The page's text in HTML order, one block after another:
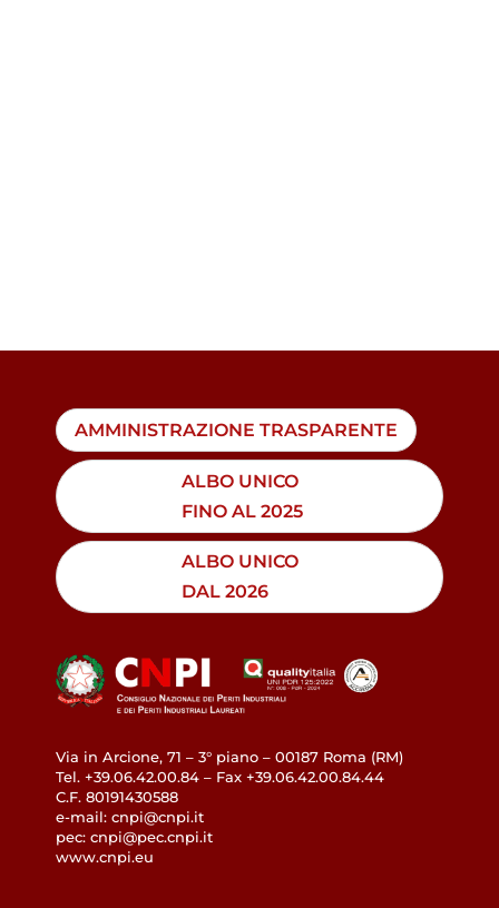
AMMINISTRAZIONE TRASPARENTE
ALBO UNICO
FINO AL 2025
ALBO UNICO
DAL 2026
Via in Arcione, 71 – 3° piano – 00187 Roma (RM)
Tel. +39.06.42.00.84 – Fax +39.06.42.00.84.44
C.F. 80191430588
e-mail: cnpi@cnpi.it
pec: cnpi@pec.cnpi.it
www.cnpi.eu